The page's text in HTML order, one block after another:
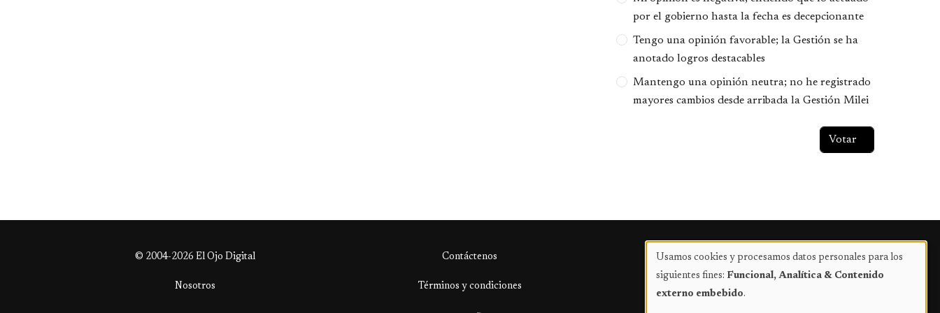
por el gobierno hasta la fecha es decepcionante
Tengo una opinión favorable; la Gestión se ha
anotado logros destacables
Mantengo una opinión neutra; no he registrado
mayores cambios desde arribada la Gestión Milei
© 2004-2026 El Ojo Digital Contáctenos Publicidad
Nosotros Términos y condiciones
Uso
de
Usamos cookies y procesamos datos personales para los
siguientes fines: Funcional, Analítica & Contenido
externo embebido.